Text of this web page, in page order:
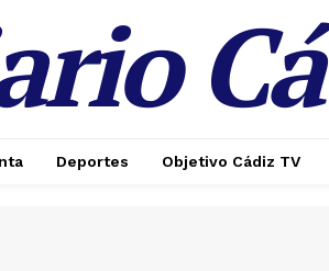
Deportes Objetivo Cádiz TV